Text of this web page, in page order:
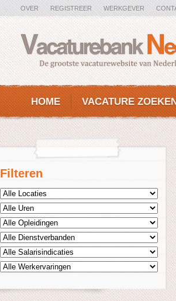
OVER REGISTREER WERKGEVER
HOME VACATURE
Filteren